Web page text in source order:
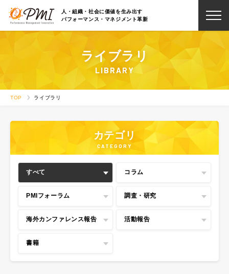
人・組織・社会に価値を生み出す
パフォーマンス・マネジメント革新
ライブラリ
LIBRARY
TOP ライブラリ
カテゴリ
CATEGORY
すべて コラム
PMIフォーラム 調査・研究
海外カンファレンス報告 活動報告
書籍